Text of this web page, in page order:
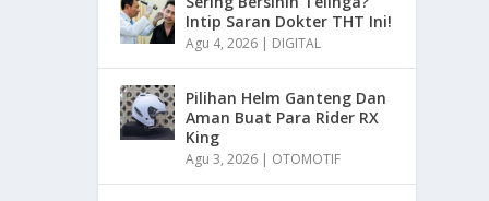
Intip Saran Dokter THT Ini!
Agu 4, 2026 | DIGITAL
Pilihan Helm Ganteng Dan
Aman Buat Para Rider RX
King
Agu 3, 2026 | OTOMOTIF